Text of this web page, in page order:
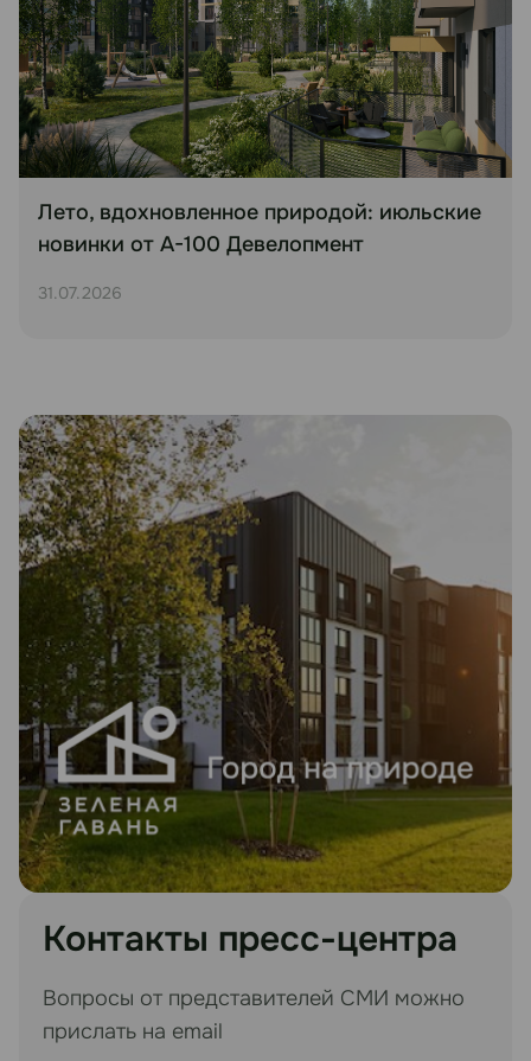
Лето, вдохновленное природой: июльские
новинки от А-100 Девелопмент
31.07.2026
Контакты пресс-центра
Вопросы от представителей СМИ можно
прислать на email